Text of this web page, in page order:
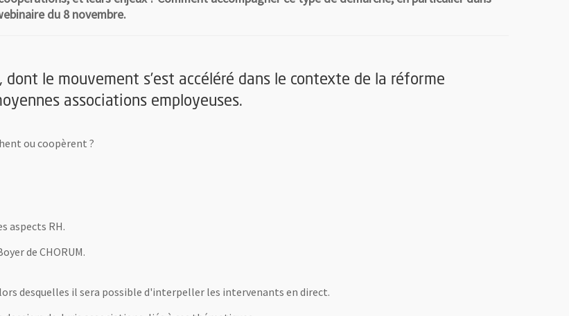
du 8 novembre.
le mouvement s’est accéléré dans le contexte de la réforme
associations employeuses.
ou coopèrent ?
aspects RH.
de CHORUM.
desquelles il sera possible d'interpeller les intervenants en direct.